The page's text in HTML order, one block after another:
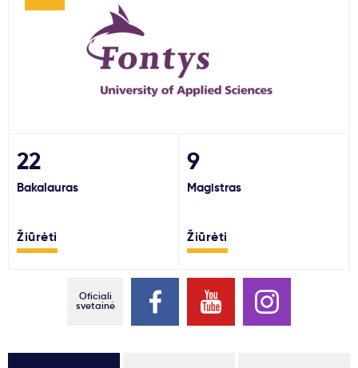
Kur studijuoti?
Kaip įstoti?
Paslaugos
Naujienos
22
Bakalauras
Žiūrėti
9
Magistras
Žiūrėti
Oficiali
svetainė